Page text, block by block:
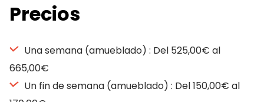
Precios
Una semana (amueblado) : Del 525,00€ al
665,00€
Un fin de semana (amueblado) : Del 150,00€ al